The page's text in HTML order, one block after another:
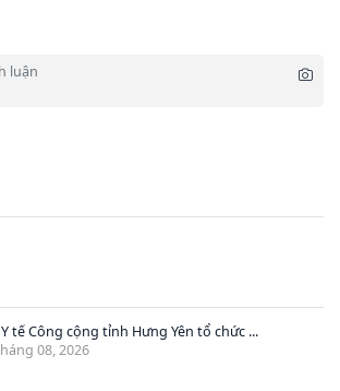
tế Công cộng tỉnh Hưng Yên tổ chức ...
08, 2026